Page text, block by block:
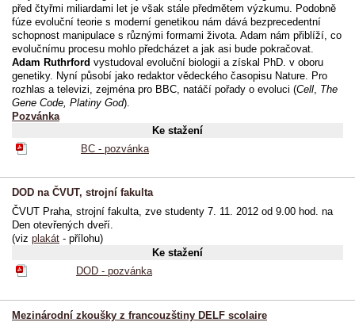
před čtyřmi miliardami let je však stále předmětem výzkumu. Podobně
fúze evoluční teorie s moderní genetikou nám dává bezprecedentní
schopnost manipulace s různými formami života. Adam nám přiblíží, co
evolučnímu procesu mohlo předcházet a jak asi bude pokračovat.
Adam Ruthrford vystudoval evoluční biologii a získal PhD. v oboru
genetiky. Nyní působí jako redaktor vědeckého časopisu Nature. Pro
rozhlas a televizi, zejména pro BBC, natáčí pořady o evoluci (Cell The
Gene Code, Platiny God).
Pozvánka
Ke stažení
BC - pozvánka
DOD na ČVUT, strojní fakulta
ČVUT Praha, strojní fakulta, zve studenty 7. 11. 2012 od 9.00 hod. na
Den otevřených dveří.
(viz plakát - přílohu)
Ke stažení
DOD - pozvánka
Mezinárodní zkoušky z francouzštiny DELF scolaire